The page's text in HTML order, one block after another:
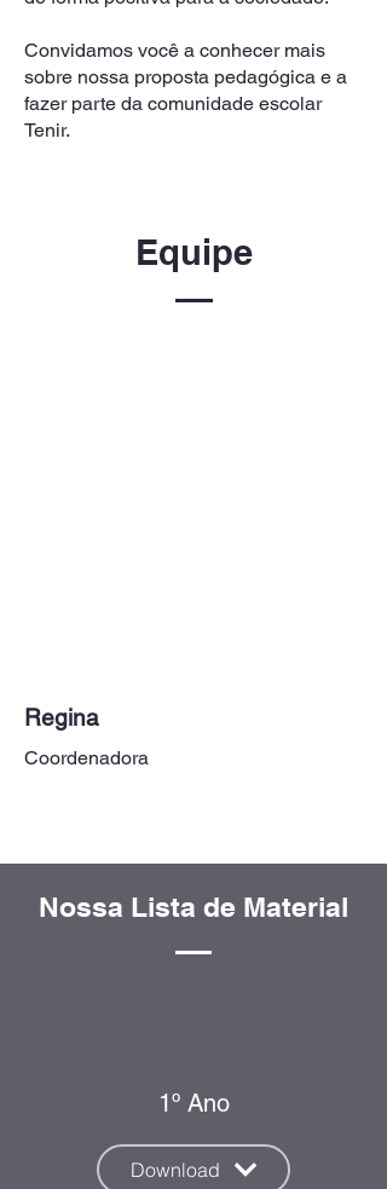
Convidamos você a conhecer mais
sobre nossa proposta pedagógica e a
fazer parte da comunidade escolar
Tenir.
Equipe
Regina
Coordenadora
Nossa Lista de Material
1º Ano
Download